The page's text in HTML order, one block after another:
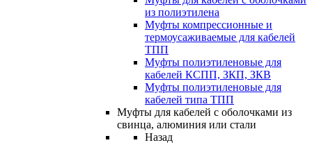
из полиэтилена
Муфты компрессионные и
термоусаживаемые для кабелей
ТПП
Муфты полиэтиленовые для
кабелей КСПП, ЗКП, ЗКВ
Муфты полиэтиленовые для
кабелей типа ТПП
Муфты для кабелей с оболочками из
свинца, алюминия или стали
Назад